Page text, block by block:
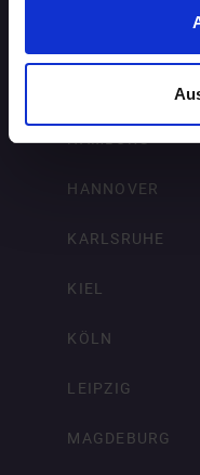
FREIBURG IM
HAMBURG
HANNOVER
KARLSRUHE
KIEL
KÖLN
LEIPZIG
MAGDEBURG